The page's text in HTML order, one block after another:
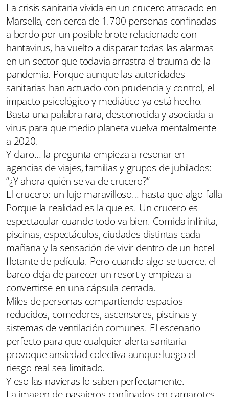
La crisis sanitaria vivida en un crucero atracado en
Marsella, con cerca de 1.700 personas confinadas
a bordo por un posible brote relacionado con
hantavirus, ha vuelto a disparar todas las alarmas
en un sector que todavía arrastra el trauma de la
pandemia. Porque aunque las autoridades
sanitarias han actuado con prudencia y control, el
impacto psicológico y mediático ya está hecho.
Basta una palabra rara, desconocida y asociada a
virus para que medio planeta vuelva mentalmente
a 2020.
Y claro… la pregunta empieza a resonar en
agencias de viajes, familias y grupos de jubilados:
“¿Y ahora quién se va de crucero?”
El crucero: un lujo maravilloso… hasta que algo falla
Porque la realidad es la que es. Un crucero es
espectacular cuando todo va bien. Comida infinita,
piscinas, espectáculos, ciudades distintas cada
mañana y la sensación de vivir dentro de un hotel
flotante de película. Pero cuando algo se tuerce, el
barco deja de parecer un resort y empieza a
convertirse en una cápsula cerrada.
Miles de personas compartiendo espacios
reducidos, comedores, ascensores, piscinas y
sistemas de ventilación comunes. El escenario
perfecto para que cualquier alerta sanitaria
provoque ansiedad colectiva aunque luego el
riesgo real sea limitado.
Y eso las navieras lo saben perfectamente.
La imagen de pasajeros confinados en camarotes,